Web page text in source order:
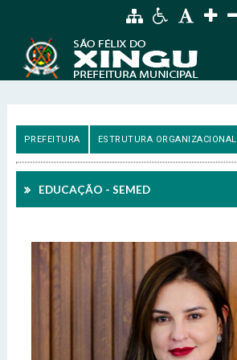
PREFEITURA ESTRUTURA ORGANIZACIONAL
EDUCAÇÃO - SEMED